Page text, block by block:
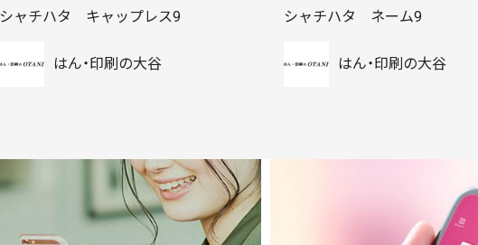
シャチハタ キャップレス9
はん・印刷の大谷
シャチハタ ネーム9
はん・印刷の大谷